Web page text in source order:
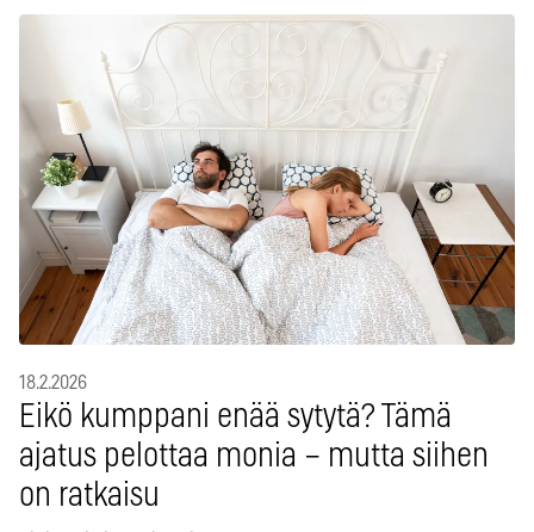
18.2.2026
Eikö kumppani enää sytytä? Tämä
ajatus pelottaa monia – mutta siihen
on ratkaisu